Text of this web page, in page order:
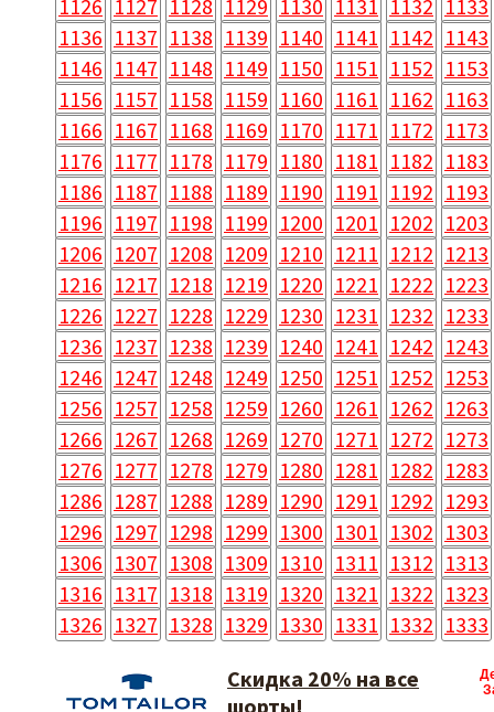
1126 1127 1128 1129 1130 1131 1132 1133
1136 1137 1138 1139 1140 1141 1142 1143
1146 1147 1148 1149 1150 1151 1152 1153
1156 1157 1158 1159 1160 1161 1162 1163
1166 1167 1168 1169 1170 1171 1172 1173
1176 1177 1178 1179 1180 1181 1182 1183
1186 1187 1188 1189 1190 1191 1192 1193
1196 1197 1198 1199 1200 1201 1202 1203
1206 1207 1208 1209 1210 1211 1212 1213
1216 1217 1218 1219 1220 1221 1222 1223
1226 1227 1228 1229 1230 1231 1232 1233
1236 1237 1238 1239 1240 1241 1242 1243
1246 1247 1248 1249 1250 1251 1252 1253
1256 1257 1258 1259 1260 1261 1262 1263
1266 1267 1268 1269 1270 1271 1272 1273
1276 1277 1278 1279 1280 1281 1282 1283
1286 1287 1288 1289 1290 1291 1292 1293
1296 1297 1298 1299 1300 1301 1302 1303
1306 1307 1308 1309 1310 1311 1312 1313
1316 1317 1318 1319 1320 1321 1322 1323
1326 1327 1328 1329 1330 1331 1332 1333
Скидка 20% на все
шорты!